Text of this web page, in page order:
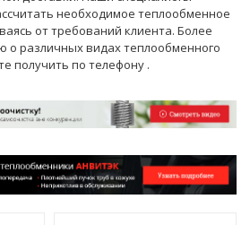
необходимое теплообменное
от требований клиента. Более
различных видах теплообменного
получить по телефону .